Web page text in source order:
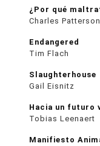
¿Por qué
Charles Patterson
Endangered
Tim Flach
Slaughterhouse
Gail Eisnitz
Hacia un futuro
Tobias Leenaert
Manifiesto